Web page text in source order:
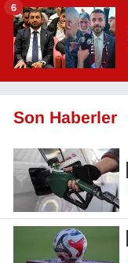
6
Son Haberler